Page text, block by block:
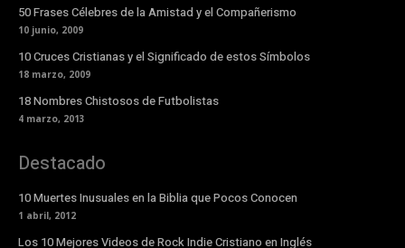
50 Frases Célebres de la Amistad y el Compañerismo
10 junio, 2009
10 Cruces Cristianas y el Significado de estos Símbolos
18 marzo, 2009
18 Nombres Chistosos de Futbolistas
4 marzo, 2013
Destacado
10 Muertes Inusuales en la Biblia que Pocos Conocen
1 abril, 2012
Los 10 Mejores Videos de Rock Indie Cristiano en Inglés